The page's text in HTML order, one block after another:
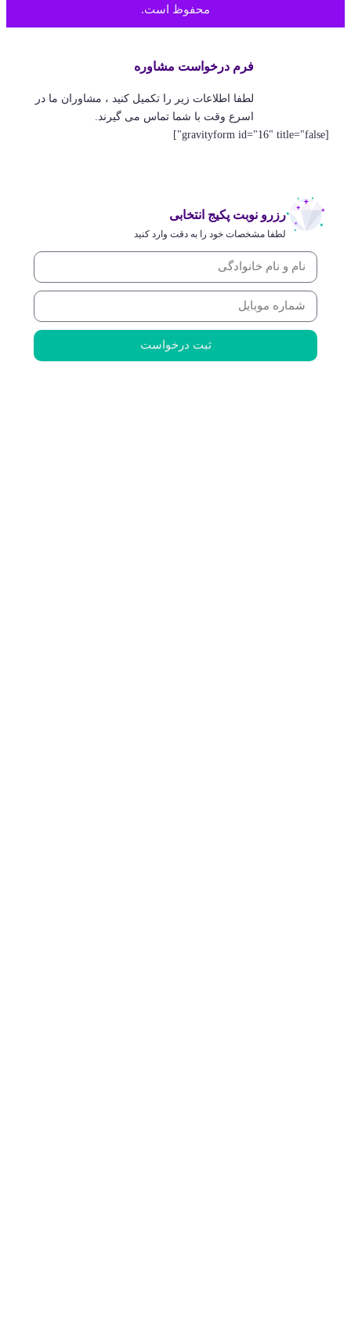
محفوظ است.
فرم درخواست مشاوره
لطفا اطلاعات زیر را تکمیل کنید ، مشاوران ما در
اسرع وقت با شما تماس می گیرند.
[gravityform id="16" title="false"]
رزرو نوبت پکیج انتخابی
لطفا مشخصات خود را به دقت وارد کنید
ثبت درخواست